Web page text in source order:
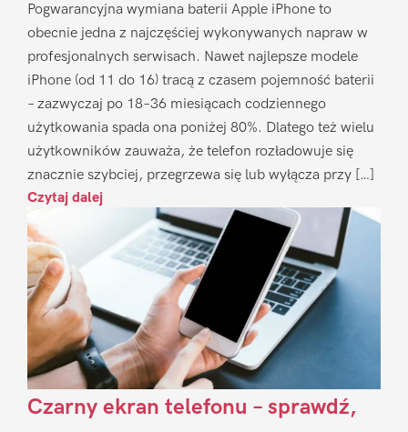
Pogwarancyjna wymiana baterii Apple iPhone to
obecnie jedna z najczęściej wykonywanych napraw w
profesjonalnych serwisach. Nawet najlepsze modele
iPhone (od 11 do 16) tracą z czasem pojemność baterii
– zazwyczaj po 18–36 miesiącach codziennego
użytkowania spada ona poniżej 80%. Dlatego też wielu
użytkowników zauważa, że telefon rozładowuje się
znacznie szybciej, przegrzewa się lub wyłącza przy […]
Czytaj dalej
Czarny ekran telefonu – sprawdź,